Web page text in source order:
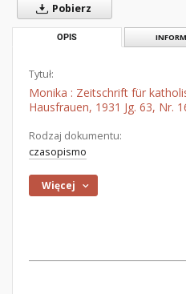
Pobierz
OPIS
Tytuł:
Monika : Zeitschrift für
Hausfrauen, 1931 Jg. 63, Nr.
Rodzaj dokumentu:
czasopismo
Więcej